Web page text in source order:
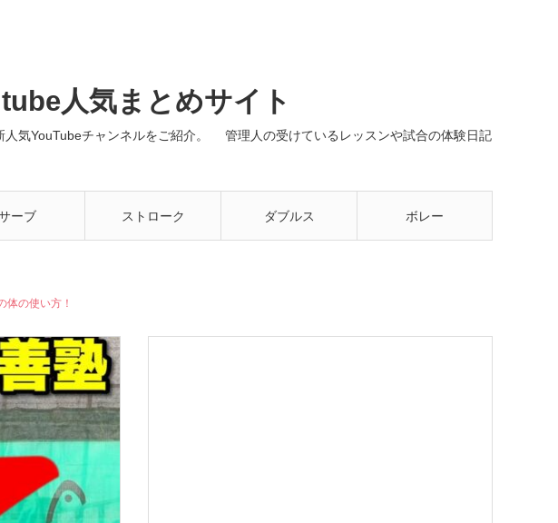
人気まとめサイト
気YouTubeチャンネルをご紹介。 管理人の受けているレッスンや試合の体験日記
ーブ ストローク ダブルス ボレー
体の使い方！